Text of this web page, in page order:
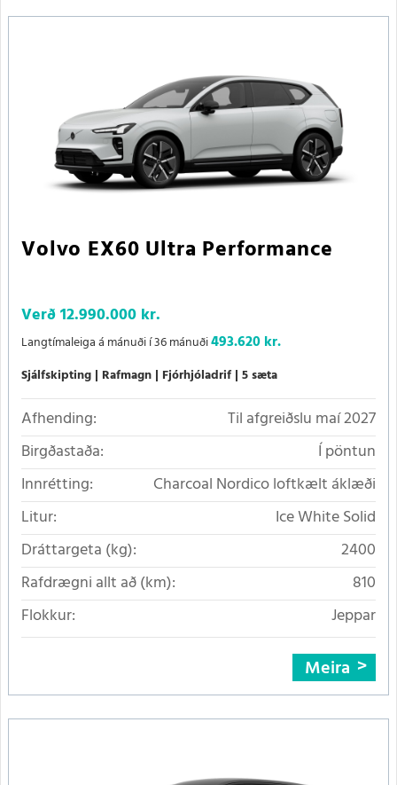
Volvo EX60 Ultra Performance
Verð12.990.000 kr.
Langtímaleiga á mánuði í 36 mánuði493.620 kr.
Sjálfskipting Rafmagn Fjórhjóladrif 5 sæta
Afhending:
Til afgreiðslu maí 2027
Birgðastaða:
Í pöntun
Innrétting:
Charcoal Nordico loftkælt áklæði
Litur:
Ice White Solid
Dráttargeta (kg):
2400
Rafdrægni allt að (km):
810
Flokkur:
Jeppar
Meira